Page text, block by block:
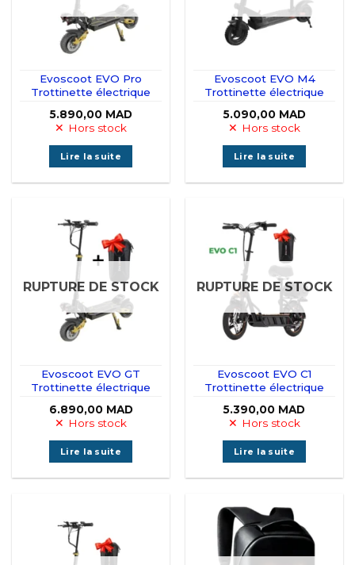
Evoscoot EVO Pro
Trottinette électrique
5.890,00 MAD
Hors stock
Lire la suite
Evoscoot EVO M4
Trottinette électrique
5.090,00 MAD
Hors stock
Lire la suite
RUPTURE DE STOCK
Evoscoot EVO GT
Trottinette électrique
6.890,00 MAD
Hors stock
Lire la suite
RUPTURE DE STOCK
Evoscoot EVO C1
Trottinette électrique
5.390,00 MAD
Hors stock
Lire la suite